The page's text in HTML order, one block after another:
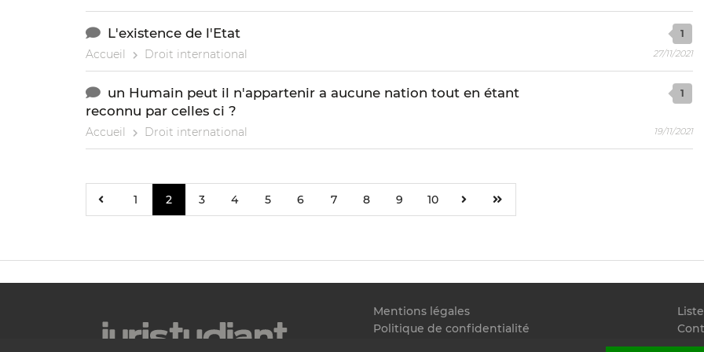
L'existence de l'Etat
Accueil Droit international
1
27/11/2021
un Humain peut il n'appartenir a aucune nation tout en étant
reconnu par celles ci ?
Accueil Droit international
1
19/11/2021
1 2 3 4 5 6 7 8 9 10
Mentions légales
Politique de confidentialité
Flux